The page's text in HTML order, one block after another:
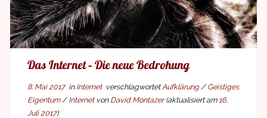
Das Internet – Die neue Bedrohung
8. Mai 2017in Internet verschlagwortetAufklärung/Geistiges
Eigentum/Internet von David Montazer(aktualisiert am 16.
Juli 2017)